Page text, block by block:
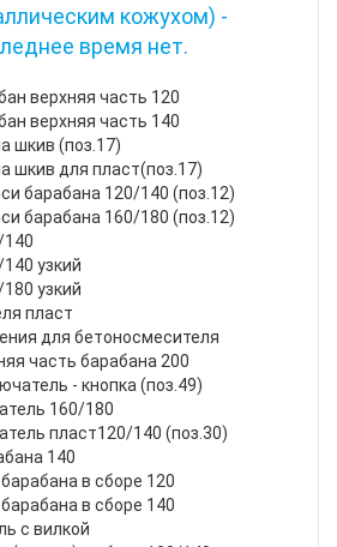
кожухом) -
время нет.
верхняя часть 120
верхняя часть 140
шкив (поз.17)
шкив для пласт(поз.17)
барабана 120/140 (поз.12)
барабана 160/180 (поз.12)
140
узкий
узкий
пласт
для бетоносмесителя
часть барабана 200
- кнопка (поз.49)
160/180
пласт120/140 (поз.30)
140
в сборе 120
в сборе 140
с вилкой